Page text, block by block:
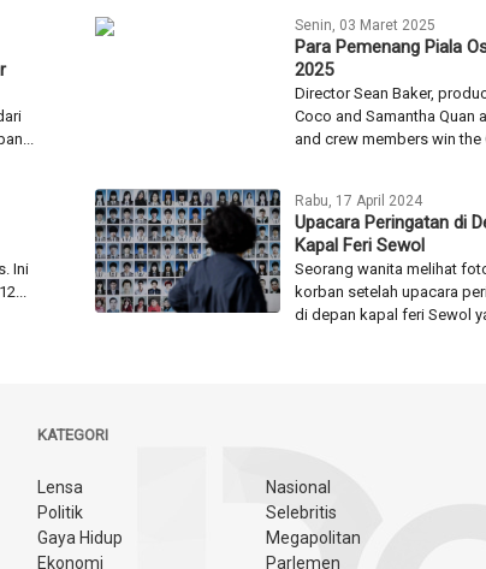
Senin, 03 Maret 2025
Para Pemenang Piala
2025
Director Sean Baker,
Coco and Samantha Quan
and crew members win the
Ini
Rabu, 17 April 2024
Upacara Peringatan di
Kapal Feri Sewol
Seorang wanita melihat
korban setelah upacara
di depan kapal feri Sewol
KATEGORI
Lensa
Nasional
Politik
Selebritis
Gaya Hidup
Megapolitan
Ekonomi
Parlemen